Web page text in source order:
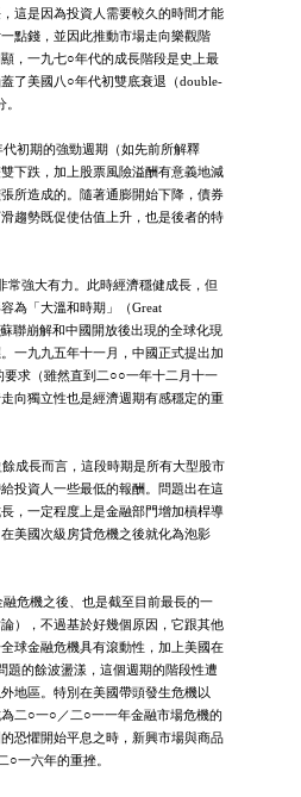
這是因為投資人需要較久的時間才能
點錢，並因此推動市場走向樂觀階
，一九七○年代的成長階段是史上最
了美國八○年代初雙底衰退（double-
初期的強勁週期（如先前所解釋
下跌，加上股票風險溢酬有意義地減
所造成的。隨著通膨開始下降，債券
趨勢既促使估值上升，也是後者的特
常強大有力。此時經濟穩健成長，但
為「大溫和時期」（Great
聯崩解和中國開放後出現的全球化現
一九九五年十一月，中國正式提出加
要求（雖然直到二○○一年十二月十一
向獨立性也是經濟週期有感穩定的重
成長而言，這段時期是所有大型股市
投資人一些最低的報酬。問題出在這
，一定程度上是金融部門增加槓桿導
美國次級房貸危機之後就化為泡影
危機之後、也是截至目前最長的一
），不過基於好幾個原因，它跟其他
球金融危機具有滾動性，加上美國在
題的餘波盪漾，這個週期的階段性遭
地區。特別在美國帶頭發生危機以
二○一○／二○一一年金融市場危機的
恐懼開始平息之時，新興市場與商品
○一六年的重挫。